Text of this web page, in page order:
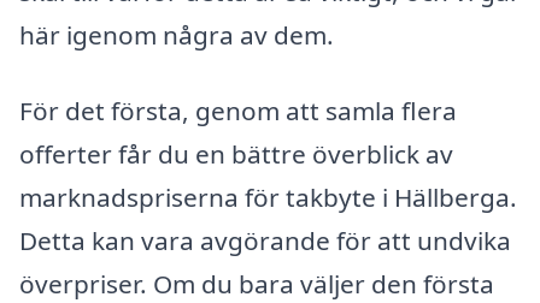
här igenom några av dem.
För det första, genom att samla flera
offerter får du en bättre överblick av
marknadspriserna för takbyte i Hällberga.
Detta kan vara avgörande för att undvika
överpriser. Om du bara väljer den första